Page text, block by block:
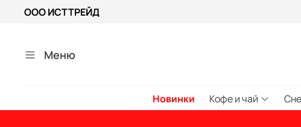
ООО ИСТТРЕЙД
Меню
Новинки Кофе и чай